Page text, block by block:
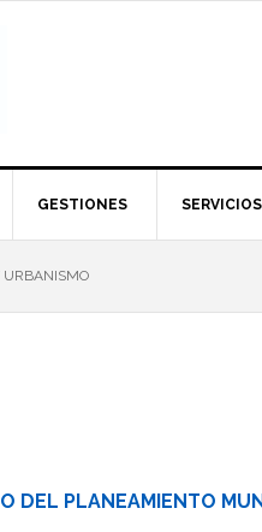
GESTIONES SERVICIOS
URBANISMO
DEL PLANEAMIENTO